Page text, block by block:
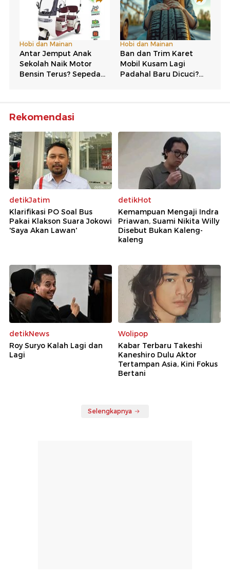
Rekomendasi
detikJatim
Klarifikasi PO Soal Bus
Pakai Klakson Suara Jokowi
'Saya Akan Lawan'
detikHot
Kemampuan Mengaji Indra
Priawan, Suami Nikita Willy
Disebut Bukan Kaleng-
kaleng
detikNews
Roy Suryo Kalah Lagi dan
Lagi
Wolipop
Kabar Terbaru Takeshi
Kaneshiro Dulu Aktor
Tertampan Asia, Kini Fokus
Bertani
Selengkapnya